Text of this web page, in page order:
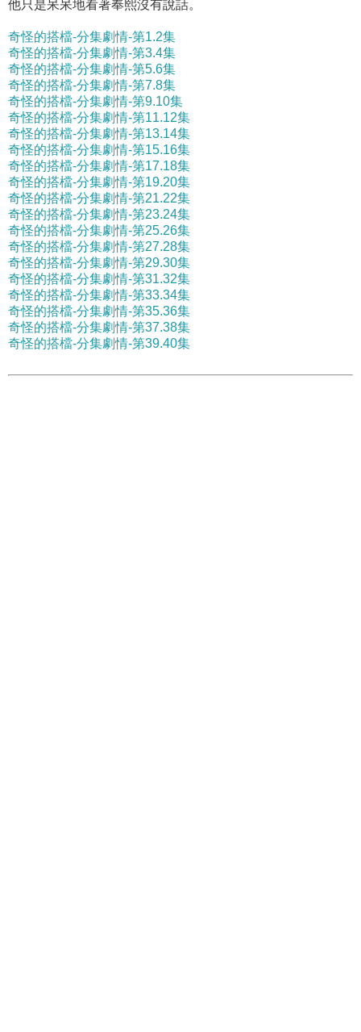
他只是呆呆地看著奉熙沒有說話。
奇怪的搭檔-分集劇情-第1.2集
奇怪的搭檔-分集劇情-第3.4集
奇怪的搭檔-分集劇情-第5.6集
奇怪的搭檔-分集劇情-第7.8集
奇怪的搭檔-分集劇情-第9.10集
奇怪的搭檔-分集劇情-第11.12集
奇怪的搭檔-分集劇情-第13.14集
奇怪的搭檔-分集劇情-第15.16集
奇怪的搭檔-分集劇情-第17.18集
奇怪的搭檔-分集劇情-第19.20集
奇怪的搭檔-分集劇情-第21.22集
奇怪的搭檔-分集劇情-第23.24集
奇怪的搭檔-分集劇情-第25.26集
奇怪的搭檔-分集劇情-第27.28集
奇怪的搭檔-分集劇情-第29.30集
奇怪的搭檔-分集劇情-第31.32集
奇怪的搭檔-分集劇情-第33.34集
奇怪的搭檔-分集劇情-第35.36集
奇怪的搭檔-分集劇情-第37.38集
奇怪的搭檔-分集劇情-第39.40集